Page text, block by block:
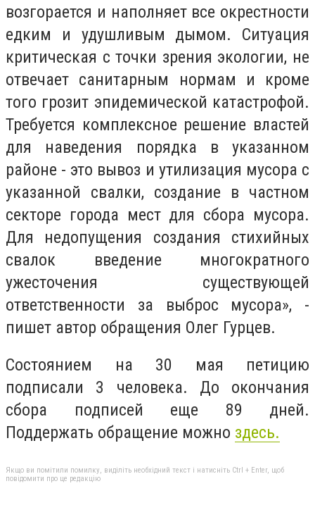
возгорается и наполняет все окрестности
едким и удушливым дымом. Ситуация
критическая с точки зрения экологии, не
отвечает санитарным нормам и кроме
того грозит эпидемической катастрофой.
Требуется комплексное решение властей
для наведения порядка в указанном
районе - это вывоз и утилизация мусора с
указанной свалки, создание в частном
секторе города мест для сбора мусора.
Для недопущения создания стихийных
свалок введение многократного
ужесточения существующей
ответственности за выброс мусора», -
пишет автор обращения Олег Гурцев.
Состоянием на 30 мая петицию
подписали 3 человека. До окончания
сбора подписей еще 89 дней.
Поддержать обращение можно здесь.
Якщо ви помітили помилку, виділіть необхідний текст і натисніть Ctrl + Enter, щоб
повідомити про це редакцію